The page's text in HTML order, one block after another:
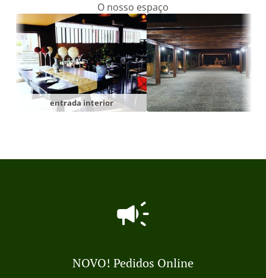
O nosso espaço
entrada interior
NOVO! Pedidos Online